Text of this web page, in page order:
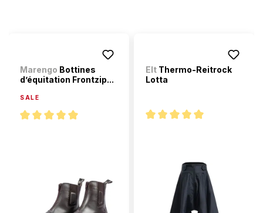
Marengo Bottines
d’équitation Frontzip...
SALE
Elt Thermo-Reitrock
Lotta